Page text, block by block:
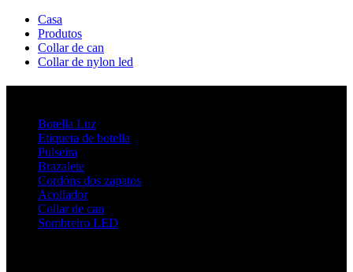
Casa
Produtos
Collar de can
Collar de nylon led
Botella Luz
Etiqueta de botella
Pulseira
Brazalete
Cordóns dos zapatos
Acollador
Collar de can
Sombreiro LED